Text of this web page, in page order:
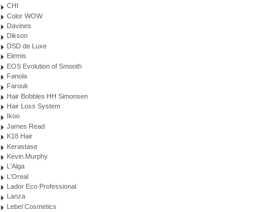
CHI
Color WOW
Davines
Dikson
DSD de Luxe
Elemis
EOS Evolution of Smooth
Fanola
Farouk
Hair Bobbles HH Simonsen
Hair Loss System
Ikoo
James Read
K18 Hair
Kerastase
Kevin.Murphy
L'Alga
L'Oreal
Lador Eco Professional
Lanza
Lebel Cosmetics